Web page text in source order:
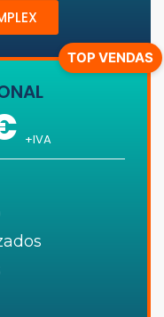
TOP VENDAS
+IVA